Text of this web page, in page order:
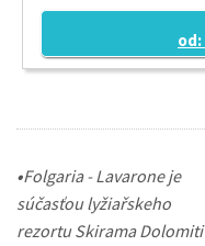
od:
•Folgaria - Lavarone je
súčasťou lyžiařskeho
rezortu Skirama Dolomiti